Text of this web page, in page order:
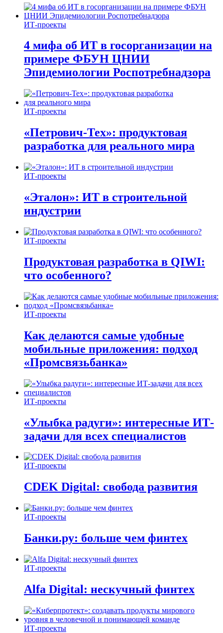
ИТ-проекты
4 мифа об ИТ в госорганизации на
примере ФБУН ЦНИИ
Эпидемиологии Роспотребнадзора
ИТ-проекты
«Петрович-Тех»: продуктовая
разработка для реального мира
ИТ-проекты
«Эталон»: ИТ в строительной
индустрии
ИТ-проекты
Продуктовая разработка в QIWI:
что особенного?
ИТ-проекты
Как делаются самые удобные
мобильные приложения: подход
«Промсвязьбанка»
ИТ-проекты
«Улыбка радуги»: интересные ИТ-
задачи для всех специалистов
ИТ-проекты
CDEK Digital: свобода развития
ИТ-проекты
Банки.ру: больше чем финтех
ИТ-проекты
Alfa Digital: нескучный финтех
ИТ-проекты